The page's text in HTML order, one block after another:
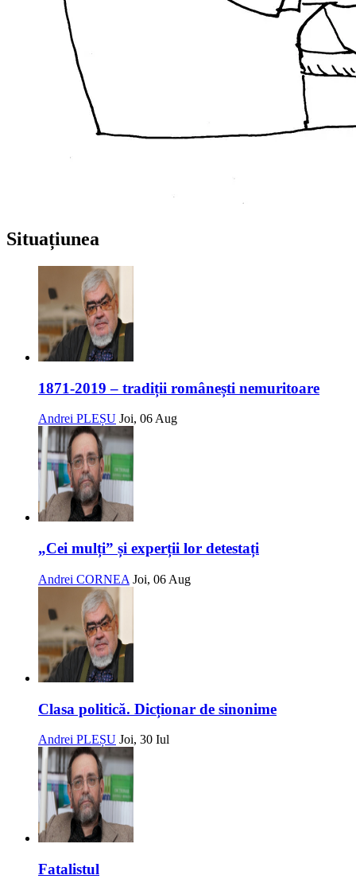
Situațiunea
1871-2019 – tradiții românești nemuritoare
Andrei PLEȘU Joi, 06 Aug
„Cei mulți” și experții lor detestați
Andrei CORNEA Joi, 06 Aug
Clasa politică. Dicționar de sinonime
Andrei PLEȘU Joi, 30 Iul
Fatalistul